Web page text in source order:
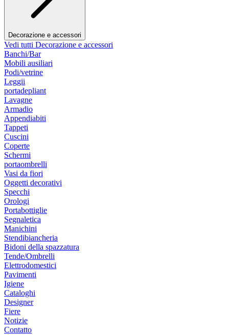
Decorazione e accessori
Vedi tutti Decorazione e accessori
Banchi/Bar
Mobili ausiliari
Podi/vetrine
Leggii
portadepliant
Lavagne
Armadio
Appendiabiti
Tappeti
Cuscini
Coperte
Schermi
portaombrelli
Vasi da fiori
Oggetti decorativi
Specchi
Orologi
Portabottiglie
Segnaletica
Manichini
Stendibiancheria
Bidoni della spazzatura
Tende/Ombrelli
Elettrodomestici
Pavimenti
Igiene
Cataloghi
Designer
Fiere
Notizie
Contatto